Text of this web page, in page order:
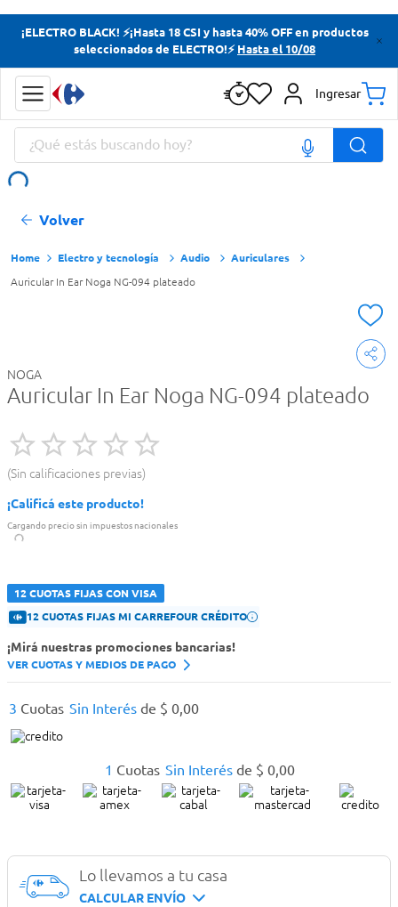
¡ELECTRO BLACK! ⚡¡Hasta 18 CSI y hasta 40% OFF en productos
seleccionados de ELECTRO!⚡ Hasta el 10/08
Ingresar
¿Qué estás buscando hoy?
Volver
Electro y tecnología Audio Auriculares
Auricular In Ear Noga NG-094 plateado
NOGA
Auricular In Ear Noga NG-094 plateado
Sin calificaciones previas
¡Calificá este producto!
Cargando precio sin impuestos nacionales
12 CUOTAS FIJAS CON VISA
12 CUOTAS FIJAS MI CARREFOUR CRÉDITO
¡Mirá nuestras promociones bancarias!
VER CUOTAS Y MEDIOS DE PAGO
1 Cuotas Sin Interés de $ 0,00
3 Cuotas Sin Interés de $ 0,00
Lo llevamos a tu casa
CALCULAR ENVÍO
Términos más buscados
Yerba
Cerveza
Doves
Términos más buscados
Cerveza
Doves
Papas Fritas